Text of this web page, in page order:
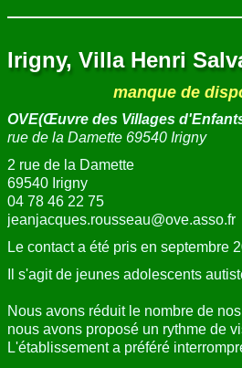
Irigny, Villa Henri
manque de
OVE(Œuvre des Villages
rue de la Damette 69540 Irigny
2 rue de la Damette
69540 Irigny
04 78 46 22 75
jeanjacques.rousseau@ove.asso.fr
Le contact a été pris en septembre
Il s'agit de jeunes adolescents
Nous avons réduit le nombre de
nous avons proposé un rythme de
L'établissement a préféré